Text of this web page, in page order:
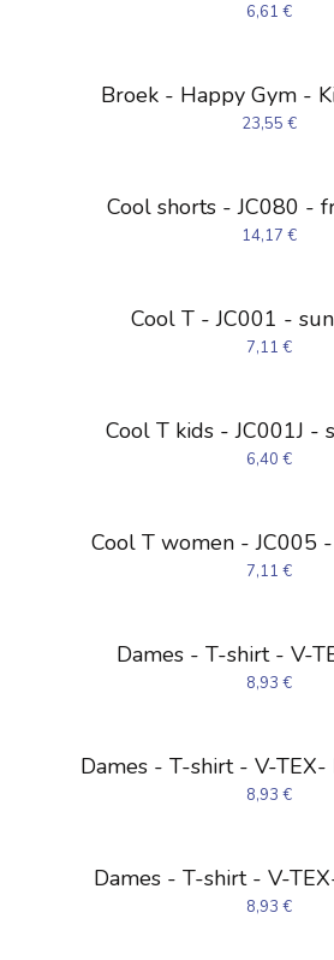
6,61 €
Broek - Happy Gym -
23,55 €
Cool shorts - JC080 -
14,17 €
Cool T - JC001 -
7,11 €
Cool T kids - JC001J -
6,40 €
Cool T women - JC005
7,11 €
Dames - T-shirt - V-
8,93 €
Dames - T-shirt - V-
8,93 €
Dames - T-shirt - V-
8,93 €